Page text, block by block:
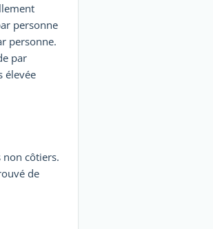
personne
personne.
par
élevée
non côtiers.
de